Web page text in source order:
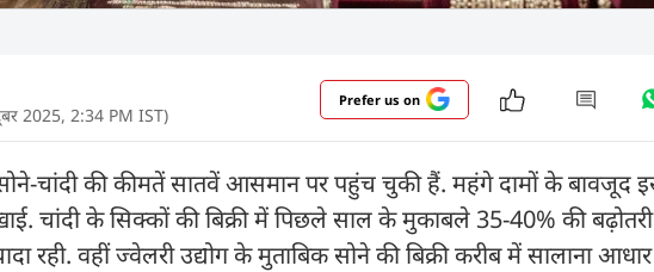
2025, 2:34 PM IST)
Prefer us on
चांदी की कीमतें सातवें आसमान पर पहुंच चुकी हैं. महंगे दामों के बावजूद
चांदी के सिक्कों की बिक्री में पिछले साल के मुकाबले 35-40% की
रही. वहीं ज्वेलरी उद्योग के मुताबिक सोने की बिक्री करीब में सालाना